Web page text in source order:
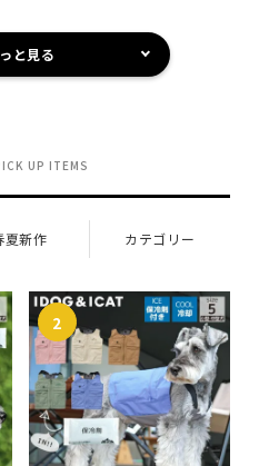
と見る
UP ITEMS
夏新作 カテゴリー